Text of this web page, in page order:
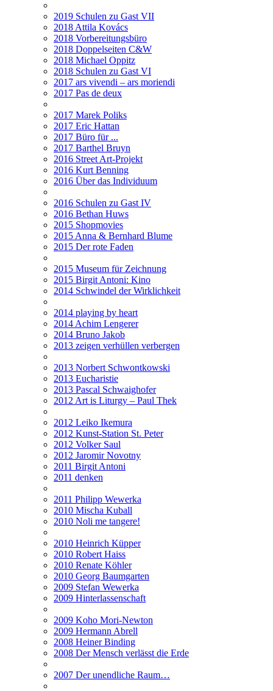
2019 Schulen zu Gast VII
2018 Attila Kovács
2018 Vorbereitungsbüro
2018 Doppelseiten C&W
2018 Michael Oppitz
2018 Schulen zu Gast VI
2017 ars vivendi – ars moriendi
2017 Pas de deux
2017 Marek Poliks
2017 Eric Hattan
2017 Büro für ...
2017 Barthel Bruyn
2016 Street Art-Projekt
2016 Kurt Benning
2016 Über das Individuum
2016 Schulen zu Gast IV
2016 Bethan Huws
2015 Shopmovies
2015 Anna & Bernhard Blume
2015 Der rote Faden
2015 Museum für Zeichnung
2015 Birgit Antoni: Kino
2014 Schwindel der Wirklichkeit
2014 playing by heart
2014 Achim Lengerer
2014 Bruno Jakob
2013 zeigen verhüllen verbergen
2013 Norbert Schwontkowski
2013 Eucharistie
2013 Pascal Schwaighofer
2012 Art is Liturgy – Paul Thek
2012 Leiko Ikemura
2012 Kunst-Station St. Peter
2012 Volker Saul
2012 Jaromir Novotny
2011 Birgit Antoni
2011 denken
2011 Philipp Wewerka
2010 Mischa Kuball
2010 Noli me tangere!
2010 Heinrich Küpper
2010 Robert Haiss
2010 Renate Köhler
2010 Georg Baumgarten
2009 Stefan Wewerka
2009 Hinterlassenschaft
2009 Koho Mori-Newton
2009 Hermann Abrell
2008 Heiner Binding
2008 Der Mensch verlässt die Erde
2007 Der unendliche Raum…